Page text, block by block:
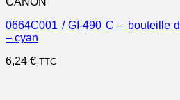
0664C001 / GI-490 C – bouteille
– cyan
6,24 € TTC